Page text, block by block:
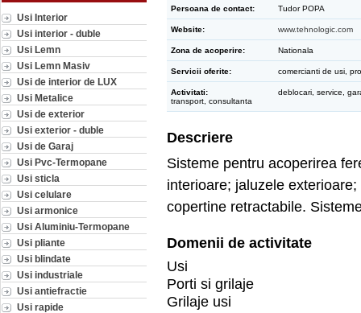
Usi Interior
Usi interior - duble
Usi Lemn
Usi Lemn Masiv
Usi de interior de LUX
Usi Metalice
Usi de exterior
Usi exterior - duble
Usi de Garaj
Usi Pvc-Termopane
Usi sticla
Usi celulare
Usi armonice
Usi Aluminiu-Termopane
Usi pliante
Usi blindate
Usi industriale
Usi antiefractie
Usi rapide
Persoana de contact: Tudor POPA
Website: www.tehnologic.com
Zona de acoperire: Nationala
Servicii oferite: comercianti de usi,
Activitati:
deblocari, service,
transport, consultanta
Descriere
Sisteme pentru acoperirea
interioare; jaluzele
copertine retractabile.
Domenii de activitate
Usi
Porti si grilaje
Grilaje usi